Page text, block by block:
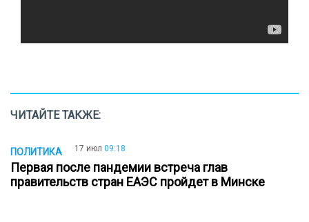
ЧИТАЙТЕ ТАКЖЕ:
ПОЛИТИКА 17 июл 09:18
Первая после пандемии встреча глав
правительств стран ЕАЭС пройдет в Минске